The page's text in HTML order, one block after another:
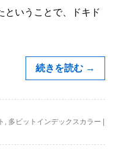
ということで、ドキド
続きを読む →
, 多ビットインデックスカラー